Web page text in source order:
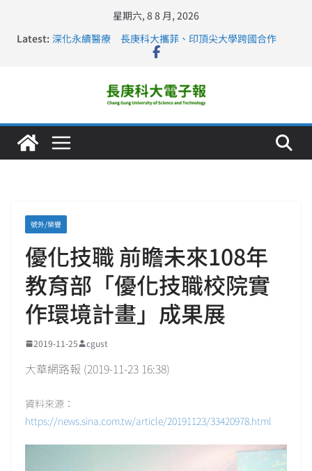
星期六, 8 8 月, 2026
Latest: 深化永續醫療 長庚科大攜菲、印頂尖大學跨國合作
長庚科大訪凱瑟醫療集團、美容學校收穫豐
仁德醫專與長庚科大締結策略聯盟 培育護理尖兵
長庚科大連四年穩居《遠見》醫學大學第5名 辦學實力再
號外/榮譽
優化技職 前瞻未來108年
教育部「優化技職校院實
作環境計畫」成果展
2019-11-25 cgust
大華網路報 (2019-11-23 16:38)
資料來源：
https://news.sina.com.tw/article/20191123/33420978.html